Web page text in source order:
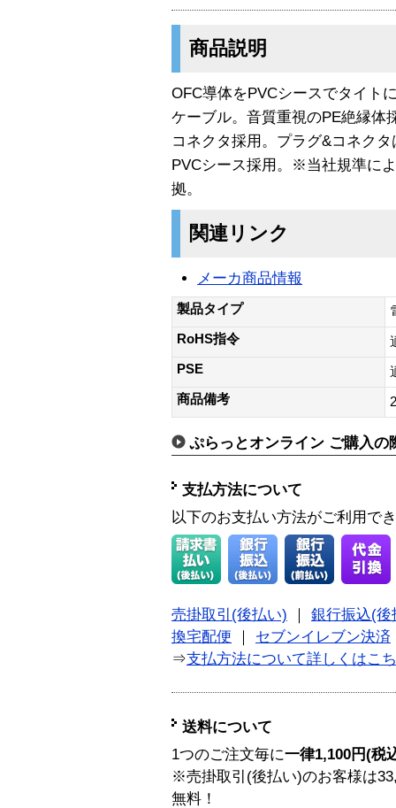
商品説明
OFC導体をPVCシースでタイト
ケーブル。音質重視のPE絶縁体
コネクタ採用。プラグ&コネク
PVCシース採用。※当社規準に
拠。
関連リンク
メーカ商品情報
製品タイプ
RoHS指令
PSE
商品備考
ぷらっとオンライン ご購入の
支払方法について
以下のお支払い方法がご利用で
売掛取引(後払い) ｜ 銀行振込(後
換宅配便 ｜ セブンイレブン決済
⇒支払方法について詳しくはこ
送料について
1つのご注文毎に一律1,100円(税
※売掛取引(後払い)のお客様は
無料！